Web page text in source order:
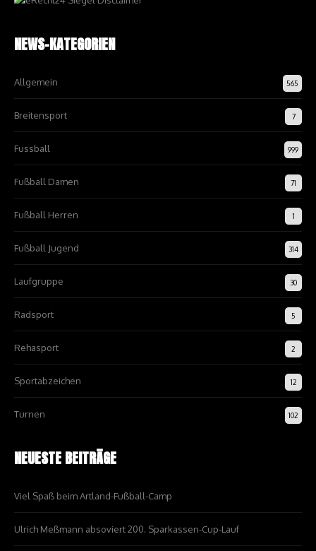
NEWS-KATEGORIEN
Allgemein 565
Breitensport 7
Fussball 999
Fußball Damen 71
Fußball Herren 1
Fußball Jugend 314
Laufgruppe 30
Radsport 5
Rehasport 2
Sportabzeichen 12
Turnen 102
NEUESTE BEITRÄGE
Viel Spaß beim Artland-Fußball-Camp
Ulrich Meßmann absoviert 200. Sparkassen-Cup-Lauf